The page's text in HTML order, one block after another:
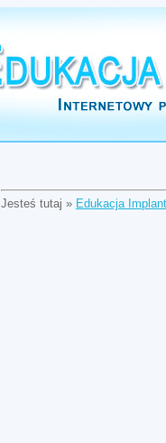
Jesteś tutaj » Edukacja